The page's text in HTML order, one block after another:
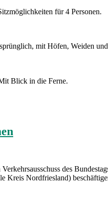
für 4 Personen.
mit Höfen, Weiden
Blick in die Ferne.
des
Nordfriesland)